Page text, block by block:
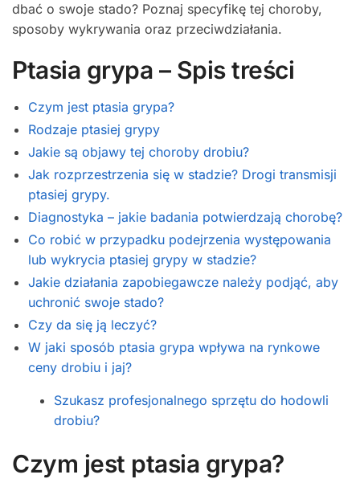
dbać o swoje stado? Poznaj specyfikę tej choroby,
sposoby wykrywania oraz przeciwdziałania.
Ptasia grypa – Spis treści
Czym jest ptasia grypa?
Rodzaje ptasiej grypy
Jakie są objawy tej choroby drobiu?
Jak rozprzestrzenia się w stadzie? Drogi transmisji
ptasiej grypy.
Diagnostyka – jakie badania potwierdzają chorobę?
Co robić w przypadku podejrzenia występowania
lub wykrycia ptasiej grypy w stadzie?
Jakie działania zapobiegawcze należy podjąć, aby
uchronić swoje stado?
Czy da się ją leczyć?
W jaki sposób ptasia grypa wpływa na rynkowe
ceny drobiu i jaj?
Szukasz profesjonalnego sprzętu do hodowli
drobiu?
Czym jest ptasia grypa?